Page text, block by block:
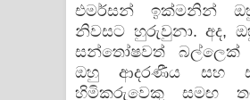
එමර්සන් ඉක්මනින්
නිවසට හුරුවුනා. අද,
සන්තෝෂවත් බල්ලෙක්
ඔහු ආදරණීය සහ
හිමිකරුවෙකු සමඟ